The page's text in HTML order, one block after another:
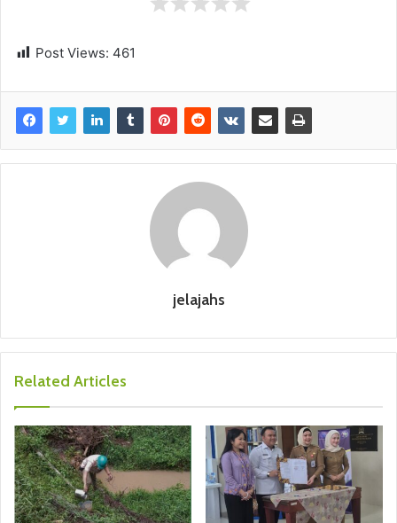
Post Views: 461
jelajahs
Related Articles